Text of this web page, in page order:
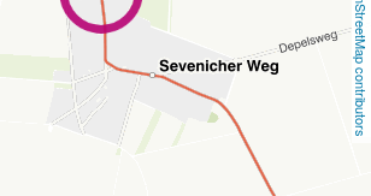
OpenStreetMap contributors